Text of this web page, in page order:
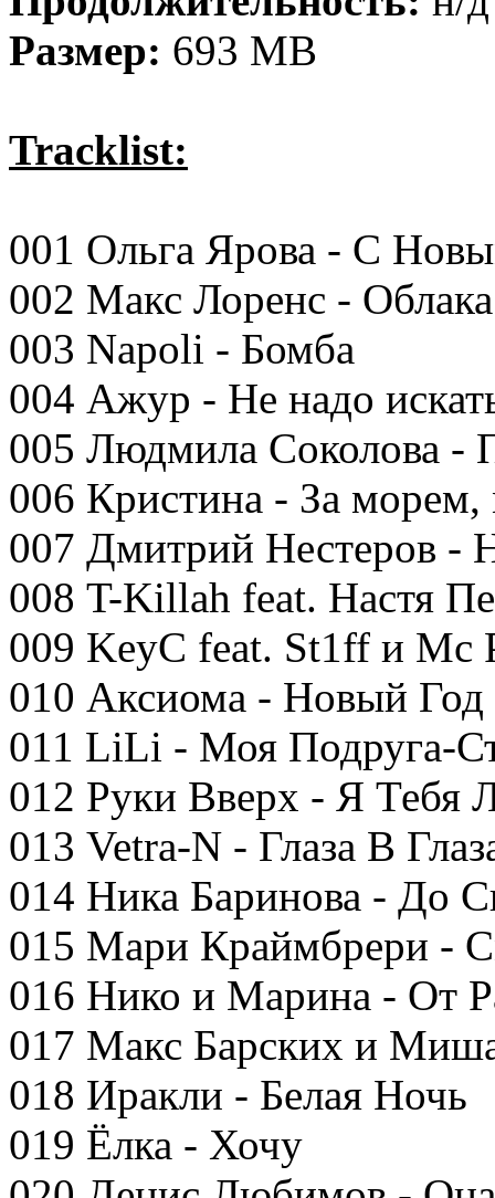
Размер: 693 MB
Tracklist:
001 Ольга Ярова - С
002 Макс Лоренс - Облака
003 Napoli - Бомба
004 Ажур - Не надо
005 Людмила Соколова -
006 Кристина - За морем,
007 Дмитрий Нестеров -
008 T-Killah feat. Настя
009 KeyC feat. St1ff и
010 Аксиома - Новый
011 LiLi - Моя Подруга-
012 Руки Вверх - Я Тебя
013 Vetra-N - Глаза В
014 Ника Баринова - До
015 Мари Краймбрери -
016 Нико и Марина - От
017 Макс Барских и
018 Иракли - Белая Ночь
019 Ёлка - Хочу